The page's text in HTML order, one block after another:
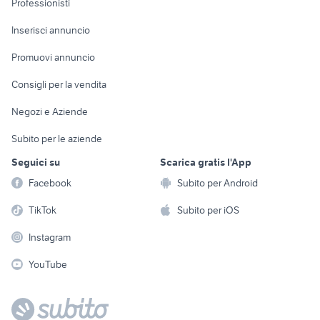
Console e
Fotografia
Telefonia
Biciclette
Professionisti
Inserisci annuncio
Promuovi annuncio
Consigli per la vendita
Negozi e Aziende
Subito per le aziende
Seguici su
Facebook
TikTok
Instagram
YouTube
Scarica gratis l'App
Subito per Android
Subito per iOS